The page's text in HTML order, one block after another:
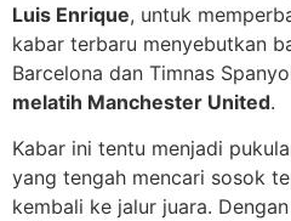
Luis Enrique, untuk
kabar terbaru menyebutkan
Barcelona dan Timnas
melatih Manchester United.
Kabar ini tentu menjadi
yang tengah mencari sosok
kembali ke jalur juara.